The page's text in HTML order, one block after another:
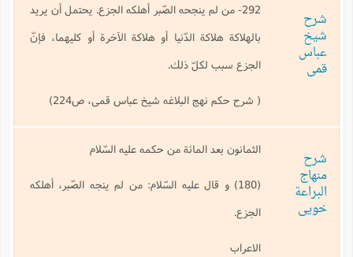
شرح
شیخ
عباس
قمی
292- من لم ينجحه الصّبر أهلكه الجزع. يحتمل أن يريد
بالهلاكة هلاكة الدّنيا أو هلاكة الآخرة أو كليهما، فإنّ
الجزع سبب لكلّ ذلك.
( شرح حکم نهج البلاغه شیخ عباس قمی، ص224)
شرح
منهاج
البراعة
خویی
الثمانون بعد المائة من حكمه عليه السّلام
(180) و قال عليه السّلام: من لم ينجه الصّبر، أهلكه
الجزع.
الاعراب